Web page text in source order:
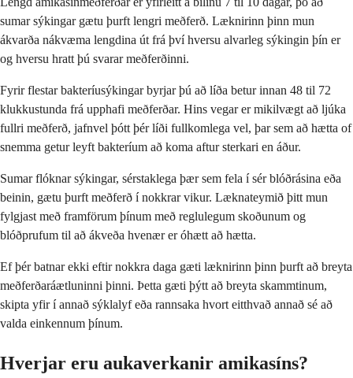
sumar sýkingar gætu þurft lengri meðferð. Læknirinn þinn mun
ákvarða nákvæma lengdina út frá því hversu alvarleg sýkingin þín er
og hversu hratt þú svarar meðferðinni.
Fyrir flestar bakteríusýkingar byrjar þú að líða betur innan 48 til 72
klukkustunda frá upphafi meðferðar. Hins vegar er mikilvægt að ljúka
fullri meðferð, jafnvel þótt þér líði fullkomlega vel, þar sem að hætta of
snemma getur leyft bakteríum að koma aftur sterkari en áður.
Sumar flóknar sýkingar, sérstaklega þær sem fela í sér blóðrásina eða
beinin, gætu þurft meðferð í nokkrar vikur. Læknateymið þitt mun
fylgjast með framförum þínum með reglulegum skoðunum og
blóðprufum til að ákveða hvenær er óhætt að hætta.
Ef þér batnar ekki eftir nokkra daga gæti læknirinn þinn þurft að breyta
meðferðaráætluninni þinni. Þetta gæti þýtt að breyta skammtinum,
skipta yfir í annað sýklalyf eða rannsaka hvort eitthvað annað sé að
valda einkennum þínum.
Hverjar eru aukaverkanir amikasíns?